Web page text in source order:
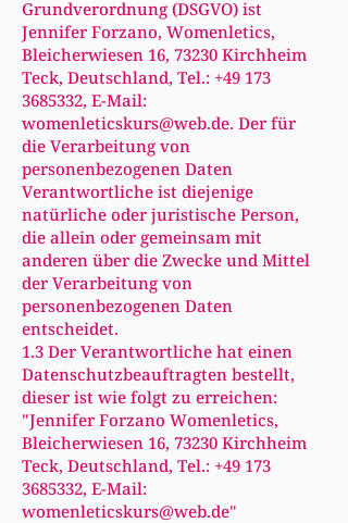
Grundverordnung (DSGVO) ist
Jennifer Forzano, Womenletics,
Bleicherwiesen 16, 73230 Kirchheim
Teck, Deutschland, Tel.: +49 173
3685332, E-Mail:
womenleticskurs@web.de. Der für
die Verarbeitung von
personenbezogenen Daten
Verantwortliche ist diejenige
natürliche oder juristische Person,
die allein oder gemeinsam mit
anderen über die Zwecke und Mittel
der Verarbeitung von
personenbezogenen Daten
entscheidet.
1.3 Der Verantwortliche hat einen
Datenschutzbeauftragten bestellt,
dieser ist wie folgt zu erreichen:
"Jennifer Forzano Womenletics,
Bleicherwiesen 16, 73230 Kirchheim
Teck, Deutschland, Tel.: +49 173
3685332, E-Mail:
womenleticskurs@web.de"